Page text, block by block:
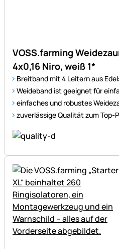
VOSS.farming
4x0,16 Niro, weiß 1*
Breitband mit 4 Leitern aus
Weideband ist geeignet für
einfaches und robustes
zuverlässige Qualität zum Top-